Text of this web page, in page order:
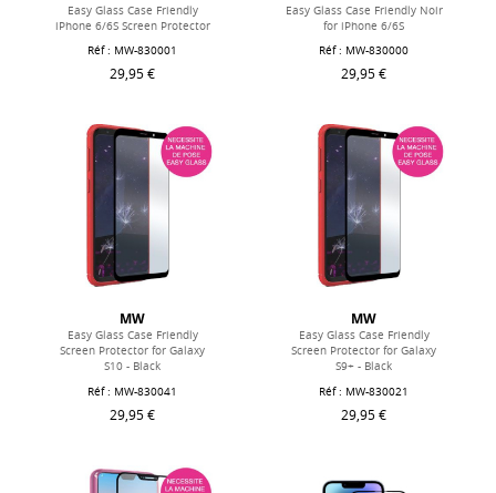
Easy Glass Case Friendly
iPhone 6/6S Screen Protector
Réf : MW-830001
29,95 €
Easy Glass Case Friendly Noir
for iPhone 6/6S
Réf : MW-830000
29,95 €
MW
Easy Glass Case Friendly
Screen Protector for Galaxy
S10 - Black
Réf : MW-830041
29,95 €
MW
Easy Glass Case Friendly
Screen Protector for Galaxy
S9+ - Black
Réf : MW-830021
29,95 €